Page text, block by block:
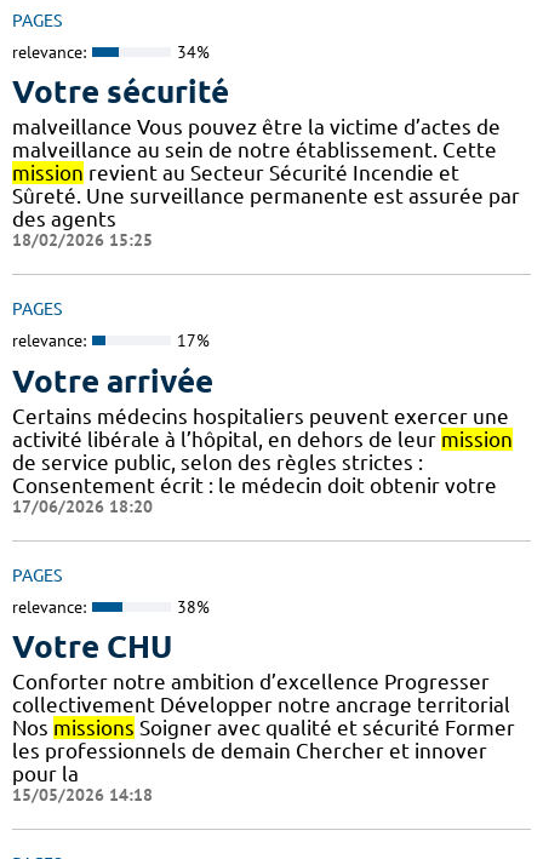
PAGES
relevance: 34%
Votre sécurité
malveillance Vous pouvez être la victime d’actes de
malveillance au sein de notre établissement. Cette
mission revient au Secteur Sécurité Incendie et
Sûreté. Une surveillance permanente est assurée par
des agents
18/02/2026 15:25
PAGES
relevance: 17%
Votre arrivée
Certains médecins hospitaliers peuvent exercer une
activité libérale à l’hôpital, en dehors de leur mission
de service public, selon des règles strictes :
Consentement écrit : le médecin doit obtenir votre
17/06/2026 18:20
PAGES
relevance: 38%
Votre CHU
Conforter notre ambition d’excellence Progresser
collectivement Développer notre ancrage territorial
Nos missions Soigner avec qualité et sécurité Former
les professionnels de demain Chercher et innover
pour la
15/05/2026 14:18